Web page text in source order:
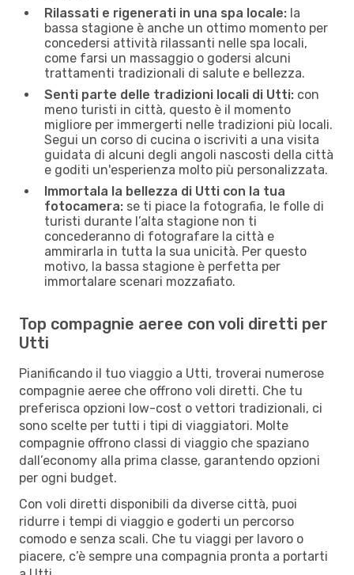
Rilassati e rigenerati in una spa locale: la
bassa stagione è anche un ottimo momento per
concedersi attività rilassanti nelle spa locali,
come farsi un massaggio o godersi alcuni
trattamenti tradizionali di salute e bellezza.
Senti parte delle tradizioni locali di Utti: con
meno turisti in città, questo è il momento
migliore per immergerti nelle tradizioni più locali.
Segui un corso di cucina o iscriviti a una visita
guidata di alcuni degli angoli nascosti della città
e goditi un'esperienza molto più personalizzata.
Immortala la bellezza di Utti con la tua
fotocamera: se ti piace la fotografia, le folle di
turisti durante l’alta stagione non ti
concederanno di fotografare la città e
ammirarla in tutta la sua unicità. Per questo
motivo, la bassa stagione è perfetta per
immortalare scenari mozzafiato.
Top compagnie aeree con voli diretti per
Utti
Pianificando il tuo viaggio a Utti, troverai numerose
compagnie aeree che offrono voli diretti. Che tu
preferisca opzioni low-cost o vettori tradizionali, ci
sono scelte per tutti i tipi di viaggiatori. Molte
compagnie offrono classi di viaggio che spaziano
dall’economy alla prima classe, garantendo opzioni
per ogni budget.
Con voli diretti disponibili da diverse città, puoi
ridurre i tempi di viaggio e goderti un percorso
comodo e senza scali. Che tu viaggi per lavoro o
piacere, c’è sempre una compagnia pronta a portarti